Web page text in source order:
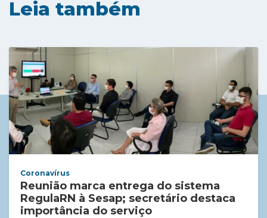
Leia também
Coronavírus
Reunião marca entrega do sistema
RegulaRN à Sesap; secretário destaca
importância do serviço